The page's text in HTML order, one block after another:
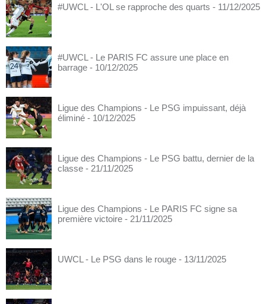
#UWCL - L'OL se rapproche des quarts - 11/12/2025
#UWCL - Le PARIS FC assure une place en
barrage - 10/12/2025
Ligue des Champions - Le PSG impuissant, déjà
éliminé - 10/12/2025
Ligue des Champions - Le PSG battu, dernier de la
classe - 21/11/2025
Ligue des Champions - Le PARIS FC signe sa
première victoire - 21/11/2025
UWCL - Le PSG dans le rouge - 13/11/2025